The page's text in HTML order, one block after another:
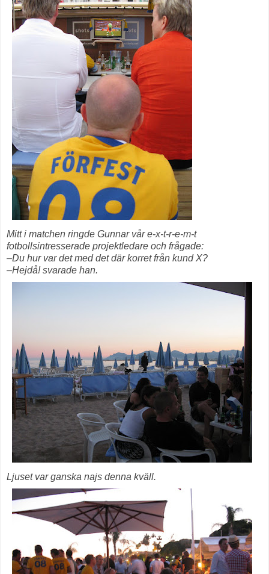
Mitt i matchen ringde Gunnar vår e-x-t-r-e-m-t
fotbollsintresserade projektledare och frågade:
–Du hur var det med det där korret från kund X?
–Hejdå! svarade han.
Ljuset var ganska najs denna kväll.